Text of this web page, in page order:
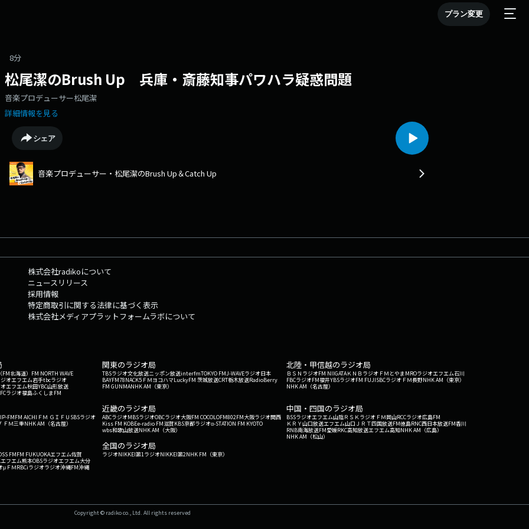
プラン変更
8分
松尾潔のBrush Up 兵庫・斎藤知事パワハラ疑惑問題
音楽プロデューサー松尾潔
詳細情報を見る
シェア
音楽プロデューサー・松尾潔のBrush Up＆Catch Up
株式会社radikoについて
ニュースリリース
採用情報
特定商取引に関する法律に基づく表示
株式会社メディアプラットフォームラボについて
北海道） FM NORTH WAVE
オエフエム岩手tbcラジオ
エフエム秋田YBC山形放送
ラジオ福島ふくしまFM
関東のラジオ局
TBSラジオ文化放送ニッポン放送interfmTOKYO FMJ-WAVEラジオ日本
BAYFM78NACK5 ＦＭヨコハマLuckyFM 茨城放送CRT栃木放送RadioBerry
FM GUNMANHK AM（東京）
北陸・甲信越のラジオ局
ＢＳＮラジオFM NIIGATAＫＮＢラジオ ＦＭとやまMROラジオエフエム石川
FBCラジオFM福井YBSラジオFM FUJISBCラジオ ＦＭ長野NHK AM（東京）
NHK AM（名古屋）
FMFM AICHI ＦＭ ＧＩＦＵ SBSラジオ
ＦＭ三重NHK AM（名古屋）
近畿のラジオ局
ABCラジオMBSラジオOBCラジオ大阪FM COCOLOFM802FM大阪ラジオ関西
Kiss FM KOBEe-radio FM滋賀KBS京都ラジオα-STATION FM KYOTO
wbs和歌山放送NHK AM（大阪）
中国・四国のラジオ局
BSSラジオエフエム山陰ＲＳＫラジオ ＦＭ岡山RCCラジオ広島FM
ＫＲＹ山口放送エフエム山口 ＪＲＴ四国放送FM徳島RNC西日本放送FM香川
RNB南海放送FM愛媛RKC高知放送エフエム高知NHK AM（広島）
NHK AM（松山）
FMFM FUKUOKAエフエム佐賀
フエム熊本OBSラジオエフエム大分
μＦＭRBCiラジオラジオ沖縄FM沖縄
全国のラジオ局
ラジオNIKKEI第1ラジオNIKKEI第2NHK FM（東京）
Copyright © radiko co., Ltd. All rights reserved